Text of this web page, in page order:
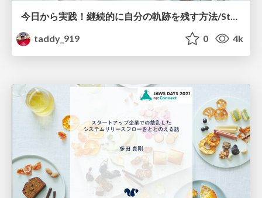
taddy_919
0 4k